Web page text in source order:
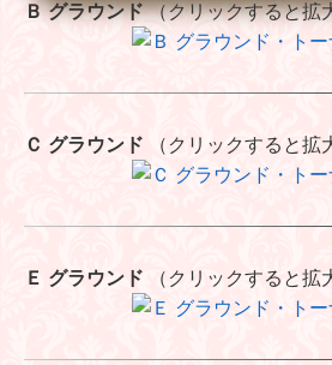
Ｂ グラウンド（クリックすると拡
Ｃ グラウンド （クリックすると拡
Ｅ グラウンド （クリックすると拡